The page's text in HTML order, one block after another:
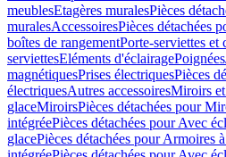
meublesEtagères muralesPièces
muralesAccessoiresPièces détachées
boîtes de rangementPorte-serviettes et
serviettesEléments d'éclairagePoignées
magnétiquesPrises électriquesPièces
électriquesAutres accessoiresMiroirs
glaceMiroirsPièces détachées pour
intégréePièces détachées pour Avec
glacePièces détachées pour Armoires